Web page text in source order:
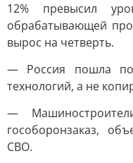
12% превысил
обрабатывающей
вырос на четверть.
— Россия пошла по
технологий, а не
—
гособоронзаказ,
СВО.